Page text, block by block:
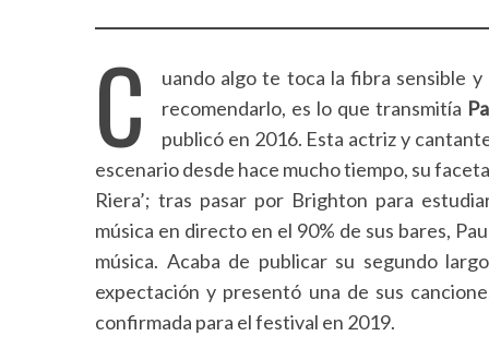
C
uando algo te toca la fibra sensible
recomendarlo, es lo que transmitía
publicó en 2016. Esta actriz y
escenario desde hace mucho tiempo, su
Riera’; tras pasar por Brighton para
música en directo en el 90% de sus bares,
música. Acaba de publicar su segundo
expectación y presentó una de sus
confirmada para el festival en 2019.